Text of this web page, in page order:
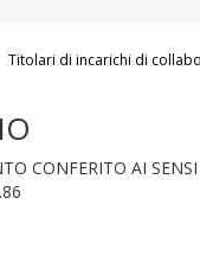
Titolari di incarichi di
CONFERITO AI